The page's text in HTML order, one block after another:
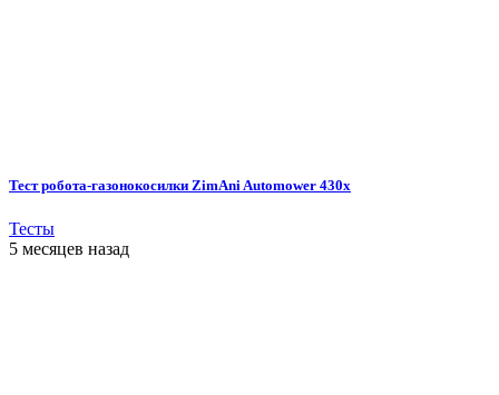
Тест робота-газонокосилки ZimAni Automower 430х
Тесты
5 месяцев назад